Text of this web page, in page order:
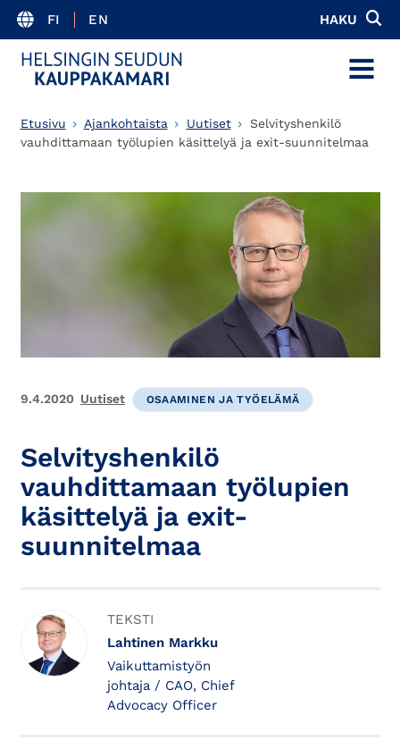
FI EN HAKU
MENU
Etusivu Ajankohtaista Uutiset
Selvityshenkilö
vauhdittamaan työlupien käsittelyä ja exit-suunnitelmaa
9.4.2020 Uutiset OSAAMINEN JA TYÖELÄMÄ
Selvityshenkilö
vauhdittamaan työlupien
käsittelyä ja exit-
suunnitelmaa
TEKSTI
Lahtinen Markku
Vaikuttamistyön
johtaja / CAO, Chief
Advocacy Officer